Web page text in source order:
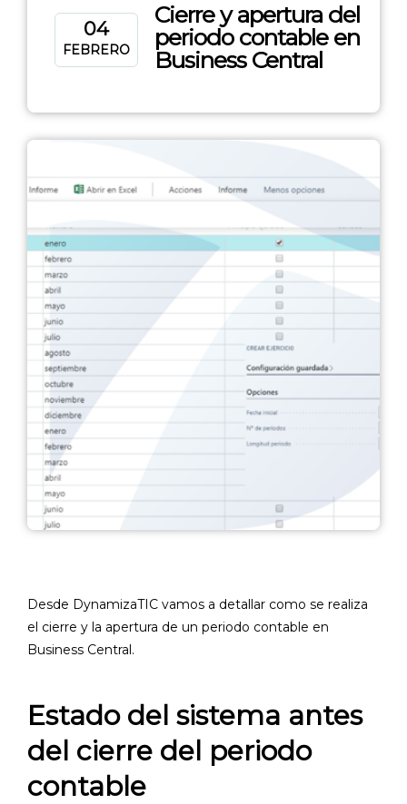
04
FEBRERO
Cierre y apertura del
periodo contable en
Business Central
Desde DynamizaTIC vamos a detallar como se realiza
el cierre y la apertura de un periodo contable en
Business Central.
Estado del sistema antes
del cierre del periodo
contable